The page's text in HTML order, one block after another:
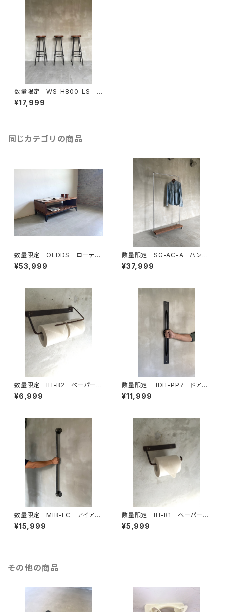
数量限定 WS-H800-LS 足
置き付き ハイスツール 厚い
座面 無垢材 椅子 カウンタ
¥17,999
同じカテゴリの商品
数量限定 OLDDS ローテー
ブル コーヒーテーブル テー
ブル ベンチ 古材 無垢材
¥53,999
数量限定 SG-AC-A ハンガ
ーラック 古材棚板 パイプ
スチール ガス管 組立式 組
¥37,999
数量限定 IH-B2 ペーパーホ
ルダー キッチンペーパー トイレ
ットペーパー アイアン ビス付
¥6,999
数量限定 IDH-PP7 ドアノ
ブ 70cm 取手 ドアハンド
ル アイアン インダストリア
¥11,999
数量限定 MIB-FC アイアン
バー ガス管 ドアノブ ハン
ドル 取手 ランドリールー
¥15,999
数量限定 IH-B1 ペーパーホ
ルダー キッチンペーパー トイレ
ットペーパー アイアン 鉄製 イ
¥5,999
その他の商品